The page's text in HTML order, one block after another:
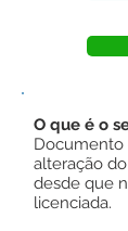
O que é o
Documento
alteração
desde que
licenciada.